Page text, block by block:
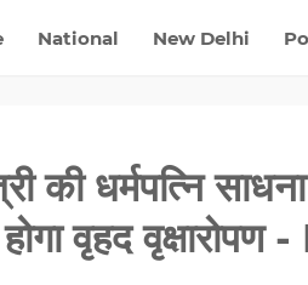
National New Delhi
की धर्मपत्नि
वृहद